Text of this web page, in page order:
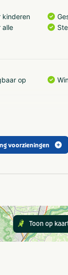
om vers brood te
(biologische)
modern
voor mooie
kost €17,50
tarieven staat in het
kinderen
alle
op
voorzieningen
Toon op